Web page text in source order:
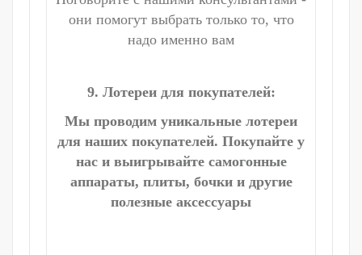
они помогут выбрать только то, что
надо именно вам
9. Лотереи для покупателей:
Мы проводим уникальные лотереи
для наших покупателей. Покупайте у
нас и выигрывайте самогонные
аппараты, плиты, бочки и другие
полезные аксессуары